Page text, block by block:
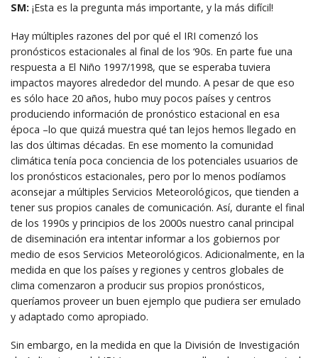
SM: ¡Esta es la pregunta más importante, y la más difícil!
Hay múltiples razones del por qué el IRI comenzó los
pronósticos estacionales al final de los ‘90s. En parte fue una
respuesta a El Niño 1997/1998, que se esperaba tuviera
impactos mayores alrededor del mundo. A pesar de que eso
es sólo hace 20 años, hubo muy pocos países y centros
produciendo información de pronóstico estacional en esa
época –lo que quizá muestra qué tan lejos hemos llegado en
las dos últimas décadas. En ese momento la comunidad
climática tenía poca conciencia de los potenciales usuarios de
los pronósticos estacionales, pero por lo menos podíamos
aconsejar a múltiples Servicios Meteorológicos, que tienden a
tener sus propios canales de comunicación. Así, durante el final
de los 1990s y principios de los 2000s nuestro canal principal
de diseminación era intentar informar a los gobiernos por
medio de esos Servicios Meteorológicos. Adicionalmente, en la
medida en que los países y regiones y centros globales de
clima comenzaron a producir sus propios pronósticos,
queríamos proveer un buen ejemplo que pudiera ser emulado
y adaptado como apropiado.
Sin embargo, en la medida en que la División de Investigación